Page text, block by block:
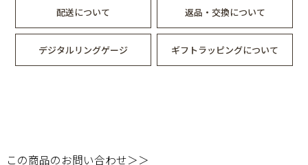
配送について 返品・交換について
デジタルリングゲージ ギフトラッピングについて
この商品のお問い合わせ＞＞